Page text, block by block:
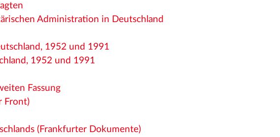
Administration in Deutschland
1952 und 1991
1952 und 1991
Fassung
Front)
(Frankfurter Dokumente)